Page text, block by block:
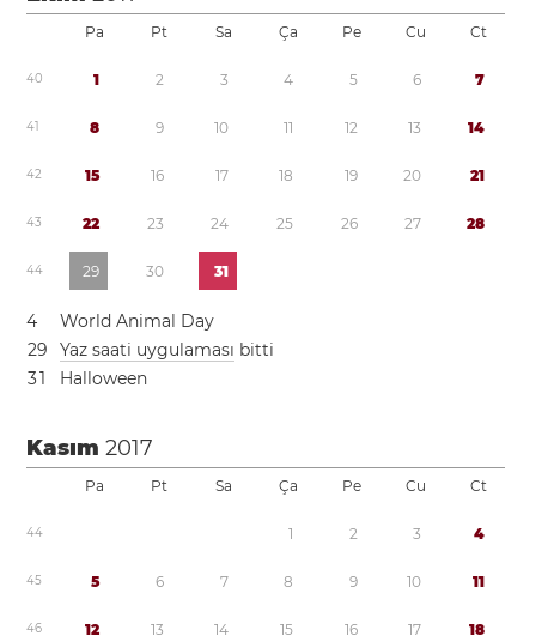
Pa Pt Sa Ça Pe Cu Ct
40 1 2 3 4 5 6 7
41 8 9 10 11 12 13 14
42 15 16 17 18 19 20 21
43 22 23 24 25 26 27 28
44 29 30 31
4
World Animal Day
29 Yaz saati uygulaması bitti
31 Halloween
Kasım2017
Pa Pt Sa Ça Pe Cu Ct
44 1 2 3 4
45 5 6 7 8 9 10 11
46 12 13 14 15 16 17 18